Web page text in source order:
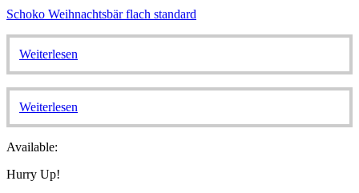
Schoko Weihnachtsbär flach standard
Weiterlesen
Weiterlesen
Available:
Hurry Up!